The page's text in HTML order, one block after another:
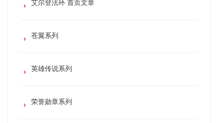
艾尔登法环 首页文章
苍翼系列
英雄传说系列
荣誉勋章系列